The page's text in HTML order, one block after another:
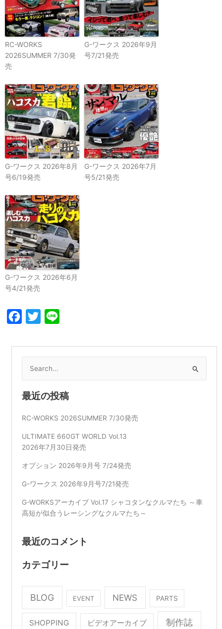
RC-WORKS
2026SUMMER 7/30発
売
G-ワークス 2026年9月
号7/21発売
G-ワークス 2026年8月
号6/19発売
G-ワークス 2026年7月
号5/21発売
G-ワークス 2026年6月
号4/21発売
Facebook
Twitter
索
対
象:
最近の投稿
RC-WORKS 2026SUMMER 7/30発売
ULTIMATE 660GT WORLD Vol.13
2026年7月30日発売
オプション 2026年9月号 7/24発売
G-ワークス 2026年9月号7/21発売
G-WORKSアーカイブ Vol.17 シャコタンなクルマたち ～車
高短が似合うレーシングなクルマたち～
最近のコメント
カテゴリー
BLOG EVENT NEWS PARTS
SHOPPING ビデオアーカイブ 制作誌